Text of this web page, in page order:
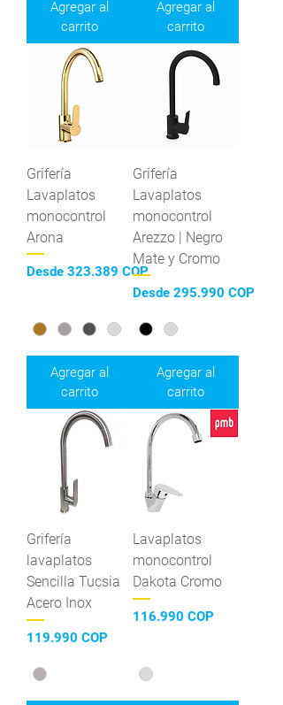
Agregar al
carrito
Agregar al
carrito
Grifería
Lavaplatos
monocontrol
Arona
Desde 323.389 COP
Precio de oferta
Agregar al
carrito
Grifería
Lavaplatos
monocontrol
Arezzo | Negro
Mate y Cromo
Desde 295.990 COP
Precio de oferta
Agregar al
carrito
Grifería
lavaplatos
Sencilla Tucsia
Acero Inox
Precio
119.990 COP
Lavaplatos
monocontrol
Dakota Cromo
Precio
116.990 COP